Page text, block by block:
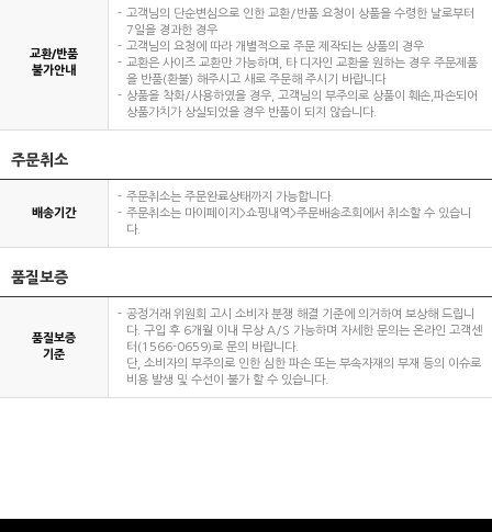
교환/반품
불가안내
고객님의 단순변심으로 인한 교환/반품 요청이 상품을 수령한 날로부터
7일을 경과한 경우
고객님의 요청에 따라 개별적으로 주문 제작되는 상품의 경우
교환은 사이즈 교환만 가능하며, 타 디자인 교환을 원하는 경우 주문제품
을 반품(환불) 해주시고 새로 주문해 주시기 바랍니다
상품을 착화/사용하였을 경우, 고객님의 부주의로 상품이 훼손,파손되어
상품가치가 상실되었을 경우 반품이 되지 않습니다.
주문취소
배송기간
주문취소는 주문완료상태까지 가능합니다.
주문취소는 마이페이지>쇼핑내역>주문배송조회에서 취소할 수 있습니
다.
품질보증
품질보증
기준
공정거래 위원회 고시 소비자 분쟁 해결 기준에 의거하여 보상해 드립니
다. 구입 후 6개월 이내 무상 A/S 가능하며 자세한 문의는 온라인 고객센
터(1566-0659)로 문의 바랍니다.
단, 소비자의 부주의로 인한 심한 파손 또는 부속자재의 부재 등의 이슈로
비용 발생 및 수선이 불가 할 수 있습니다.